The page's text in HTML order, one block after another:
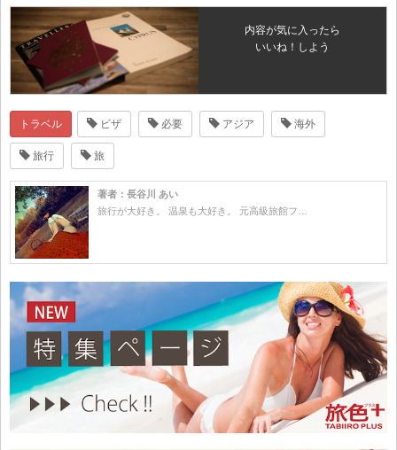
内容が気に入ったら
いいね！しよう
トラベル ビザ 必要 アジア 海外
旅行 旅
著者：長谷川 あい
旅行が大好き。 温泉も大好き。 元高級旅館フ…